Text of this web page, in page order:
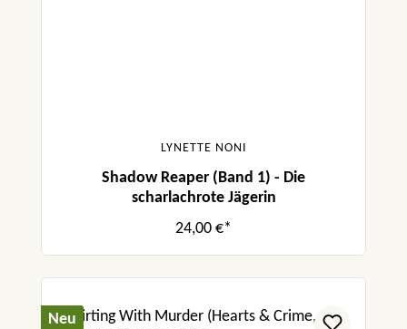
LYNETTE NONI
Shadow Reaper (Band 1) - Die
scharlachrote Jägerin
24,00 €*
Neu